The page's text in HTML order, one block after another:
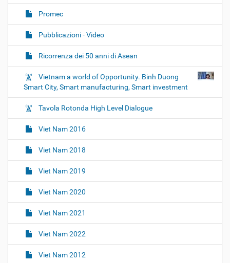
Promec
Pubblicazioni - Video
Ricorrenza dei 50 anni di Asean
Vietnam a world of Opportunity. Binh Duong
Smart City, Smart manufacturing, Smart investment
Tavola Rotonda High Level Dialogue
Viet Nam 2016
Viet Nam 2018
Viet Nam 2019
Viet Nam 2020
Viet Nam 2021
Viet Nam 2022
Viet Nam 2012